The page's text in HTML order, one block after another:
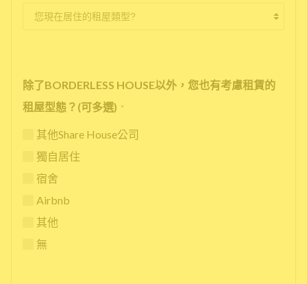
除了BORDERLESS HOUSE以外，您也有考慮租賃的
租屋型態？(可多選) *
其他Share House公司
獨自居住
宿舍
Airbnb
其他
無